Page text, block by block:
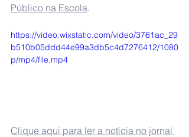
Público na Escola.
https://video.wixstatic.com/video/3761ac_29
b510b05ddd44e99a3db5c4d7276412/1080
p/mp4/file.mp4
Clique aqui para ler a notícia no jornal